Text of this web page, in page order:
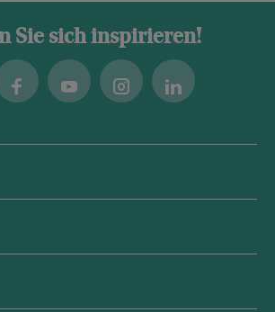
Sie sich inspirieren!
YoutubeInstagramLinkedin